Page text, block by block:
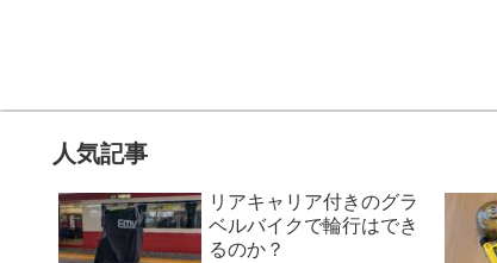
人気記事
リアキャリア付きのグラ
ベルバイクで輪行はでき
るのか？